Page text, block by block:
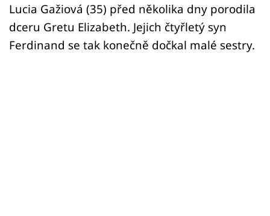
Lucia Gažiová (35) před několika dny porodila
dceru Gretu Elizabeth. Jejich čtyřletý syn
Ferdinand se tak konečně dočkal malé sestry.